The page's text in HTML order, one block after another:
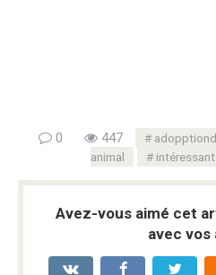
0 447
animal
intéressant
Avez-vous aimé cet
avec vos